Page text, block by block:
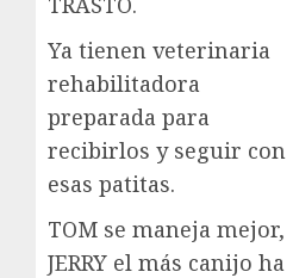
Ya tienen veterinaria
rehabilitadora
preparada para
recibirlos y seguir con
esas patitas.
TOM se maneja mejor,
JERRY el más canijo ha